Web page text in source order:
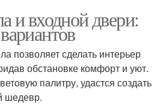
и входной двери:
позволяет сделать интерьер
обстановке комфорт и уют.
палитру, удастся создать
шедевр.